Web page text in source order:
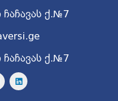
ქ.№7
ქ.№7